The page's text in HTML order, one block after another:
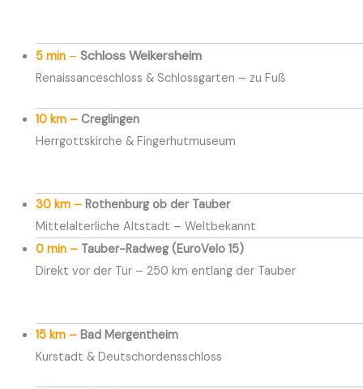
5 min– Schloss Weikersheim
Renaissanceschloss & Schlossgarten – zu Fuß
10 km –Creglingen
Herrgottskirche & Fingerhutmuseum
30 km –Rothenburg ob der Tauber
Mittelalterliche Altstadt – Weltbekannt
0 min –Tauber-Radweg (EuroVelo 15)
Direkt vor der Tür – 250 km entlang der Tauber
15 km –Bad Mergentheim
Kurstadt & Deutschordensschloss